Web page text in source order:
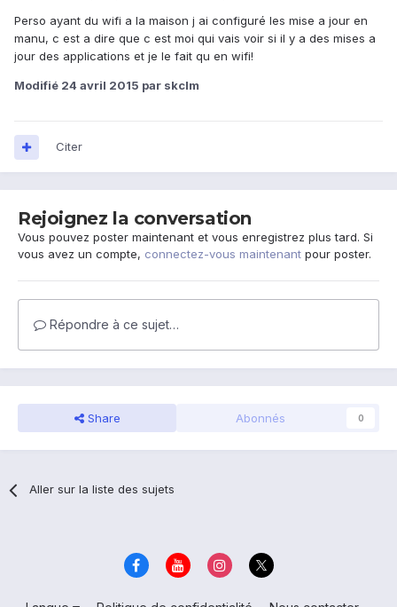
Perso ayant du wifi a la maison j ai configuré les mise a jour en
manu, c est a dire que c est moi qui vais voir si il y a des mises a
jour des applications et je le fait qu en wifi!
Modifié 24 avril 2015 par skclm
Citer
Rejoignez la conversation
Vous pouvez poster maintenant et vous enregistrez plus tard. Si
vous avez un compte, connectez-vous maintenant pour poster.
Répondre à ce sujet…
Share Abonnés 0
Aller sur la liste des sujets